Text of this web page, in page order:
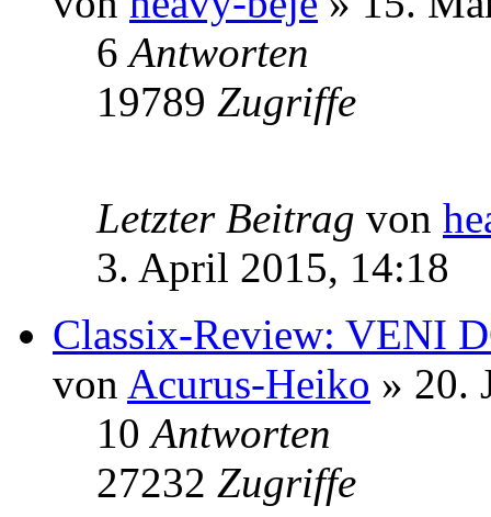
6Antworten
19789 Zugriffe
Letzter Beitrag von
3. April 2015, 14:18
Classix-Review: VENI
von Acurus-Heiko » 20.
10Antworten
27232 Zugriffe